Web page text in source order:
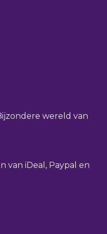
wereld van
van iDeal, Paypal en